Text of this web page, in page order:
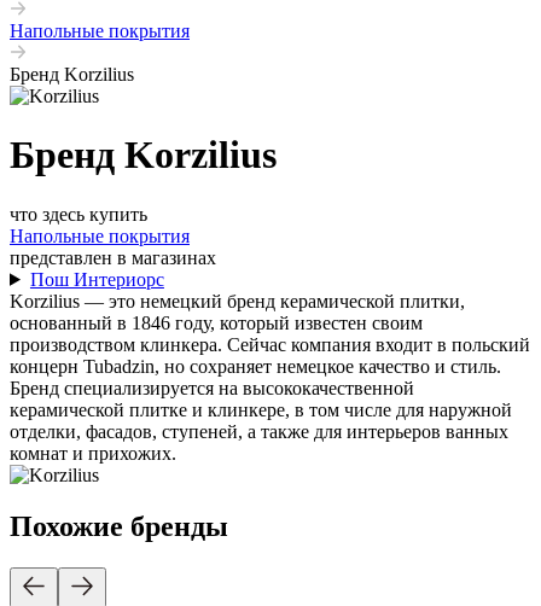
Напольные покрытия
Бренд Korzilius
Бренд Korzilius
что здесь купить
Напольные покрытия
представлен в магазинах
Пош Интериорс
Korzilius — это немецкий бренд керамической плитки,
основанный в 1846 году, который известен своим
производством клинкера. Сейчас компания входит в польский
концерн Tubadzin, но сохраняет немецкое качество и стиль.
Бренд специализируется на высококачественной
керамической плитке и клинкере, в том числе для наружной
отделки, фасадов, ступеней, а также для интерьеров ванных
комнат и прихожих.
Похожие бренды